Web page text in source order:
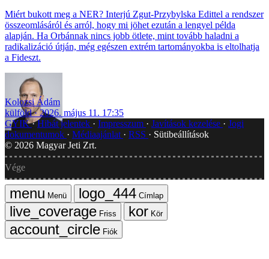
Miért bukott meg a NER? Interjú Zgut-Przybylska Edittel a rendszer
összeomlásáról és arról, hogy mi jöhet ezután a lengyel példa
alapján. Ha Orbánnak nincs jobb ötlete, mint tovább haladni a
radikalizáció útján, még egészen extrém tartományokba is eltolhatja
a Fideszt.
Kolozsi Ádám
külföld
2026. május 11. 17:35
GYIK Hibát jelentek Impresszum Javítások kezelése
Jogi
dokumentumok
Médiaajánlat RSS
Sütibeállítások
© 2026 Magyar Jeti Zrt.
Vége
Menü
Címlap
Friss
Kör
Fiók